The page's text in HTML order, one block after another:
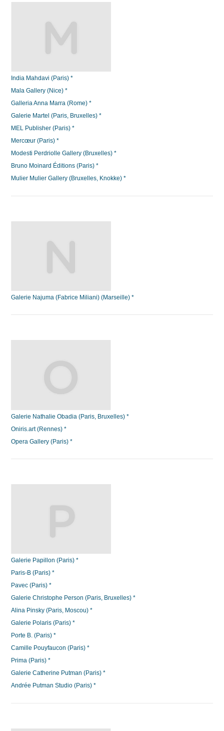
India Mahdavi (Paris) *
Mala Gallery (Nice) *
Galleria Anna Marra (Rome) *
Galerie Martel (Paris, Bruxelles) *
MEL Publisher (Paris) *
Mercœur (Paris) *
Modesti Perdriolle Gallery (Bruxelles) *
Bruno Moinard Éditions (Paris) *
Mulier Mulier Gallery (Bruxelles, Knokke) *
Galerie Najuma (Fabrice Miliani) (Marseille) *
Galerie Nathalie Obadia (Paris, Bruxelles) *
Oniris.art (Rennes) *
Opera Gallery (Paris) *
Galerie Papillon (Paris) *
Paris-B (Paris) *
Pavec (Paris) *
Galerie Christophe Person (Paris, Bruxelles) *
Alina Pinsky (Paris, Moscou) *
Galerie Polaris (Paris) *
Porte B. (Paris) *
Camille Pouyfaucon (Paris) *
Prima (Paris) *
Galerie Catherine Putman (Paris) *
Andrée Putman Studio (Paris) *